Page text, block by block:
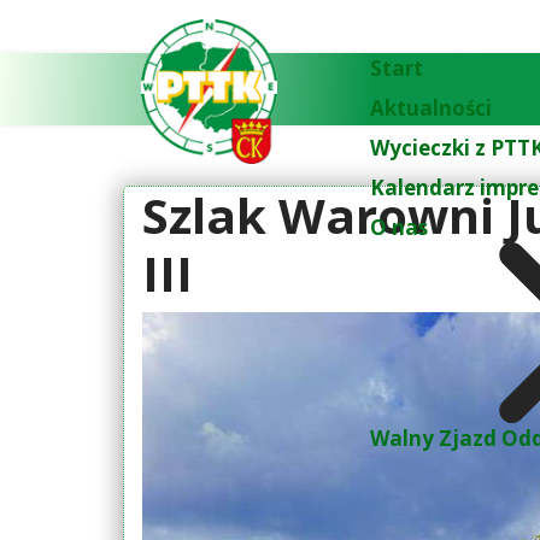
Start
Aktualności
Wycieczki z
Kalendarz
O nas
Walny Zjazd
Szlak Warowni
III